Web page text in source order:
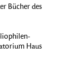
Bücher des
Haus